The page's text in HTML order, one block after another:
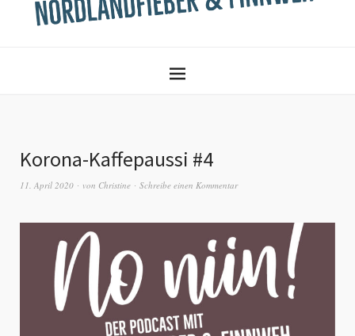
Korona-Kaffepaussi #4
11. April 2020 von Christine Schreibe einen Kommentar